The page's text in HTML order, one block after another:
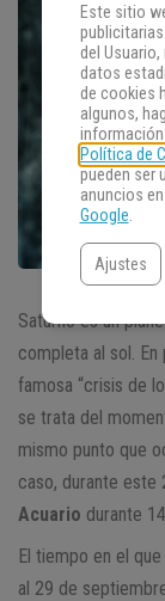
Saturno es un
completa al sol.
famosa “crisis de
se trata del
mismo punto que
caso, durante este
Acuario durante
El tiempo en el
al 29 de
Este sitio
del
datos
de cookies
algunos,
Política de
pueden ser
anuncios
Google.
Ajustes